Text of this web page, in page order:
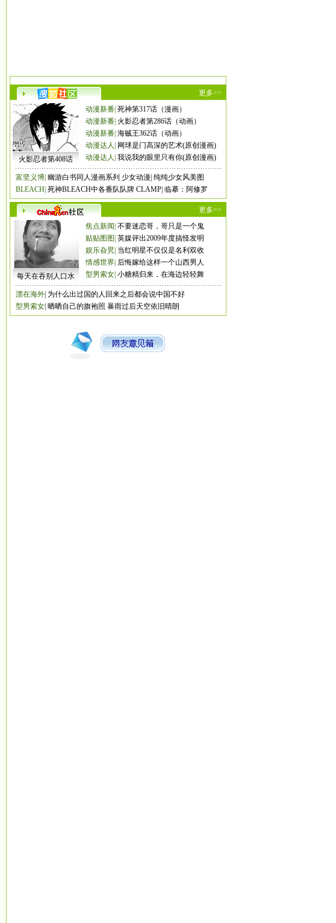
更多>>
火影忍者第408话
动漫新番 死神第317话（漫画）
动漫新番 火影忍者第286话（动画）
动漫新番 海贼王362话（动画）
动漫达人
网球是门高深的艺术(原创漫画)
动漫达人 我说我的眼里只有你(原创漫画)
富坚义博 幽游白书同人漫画系列 少女动漫 纯纯少女风美图
BLEACH 死神BLEACH中各番队队牌 CLAMP 临摹：阿修罗
更多>>
每天在吞别人口水
焦点新闻 不要迷恋哥，哥只是一个鬼
贴贴图图 英媒评出2009年度搞怪发明
娱乐旮旯 当红明星不仅仅是名利双收
情感世界 后悔嫁给这样一个山西男人
型男索女 小糖精归来，在海边轻轻舞
漂在海外 为什么出过国的人回来之后都会说中国不好
型男索女 晒晒自己的旗袍照 暴雨过后天空依旧晴朗